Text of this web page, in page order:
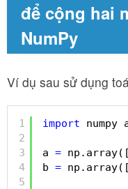
để cộng hai
NumPy
Ví dụ sau sử dụng
1
2
3
4
5
import numpy
a =
b =